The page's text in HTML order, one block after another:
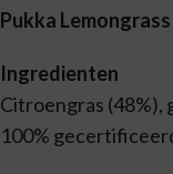
Pukka
Ingredienten
Citroengras
100%